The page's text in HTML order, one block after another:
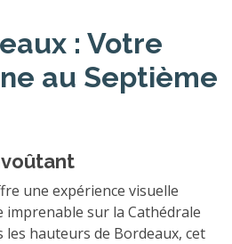
: Votre
au Septième
une expérience visuelle
imprenable sur la Cathédrale
les hauteurs de Bordeaux, cet